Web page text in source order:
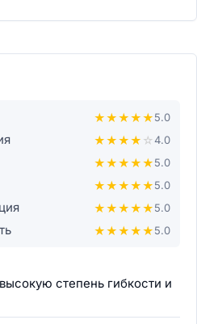
★★★★★5.0
★★★★ ☆4.0
★★★★★5.0
★★★★★5.0
★★★★★5.0
★★★★★5.0
степень гибкости и